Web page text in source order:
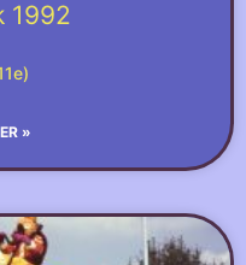
1992
»